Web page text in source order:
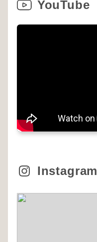
YouTube
Instagram